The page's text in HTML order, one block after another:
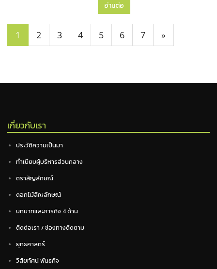
อ่านต่อ
1 2 3 4 5 6 7 »
เกี่ยวกับเรา
ประวัติความเป็นมา
ทำเนียบผู้บริหารส่วนกลาง
ตราสัญลักษณ์
ดอกไม้สัญลักษณ์
บทบาทและภารกิจ 4 ด้าน
ติดต่อเรา / ช่องทางติดตาม
ยุทธศาสตร์
วิสัยทัศน์ พันธกิจ